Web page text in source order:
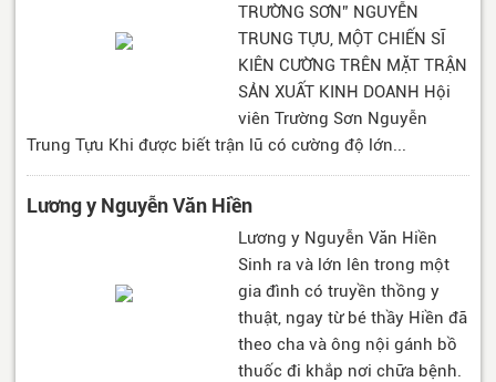
TRƯỜNG SƠN” NGUYỄN
TRUNG TỰU, MỘT CHIẾN SĨ
KIÊN CƯỜNG TRÊN MẶT TRẬN
SẢN XUẤT KINH DOANH Hội
viên Trường Sơn Nguyễn
Trung Tựu Khi được biết trận lũ có cường độ lớn...
Lương y Nguyễn Văn Hiền
Lương y Nguyễn Văn Hiền
Sinh ra và lớn lên trong một
gia đình có truyền thồng y
thuật, ngay từ bé thầy Hiền đã
theo cha và ông nội gánh bồ
thuốc đi khắp nơi chữa bệnh.